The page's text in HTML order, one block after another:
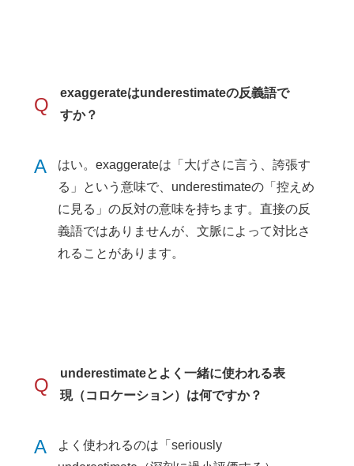
Q
exaggerateはunderestimateの反義語で
すか？
A
はい。exaggerateは「大げさに言う、誇張す
る」という意味で、underestimateの「控えめ
に見る」の反対の意味を持ちます。直接の反
義語ではありませんが、文脈によって対比さ
れることがあります。
Q
underestimateとよく一緒に使われる表
現（コロケーション）は何ですか？
A
よく使われるのは「seriously